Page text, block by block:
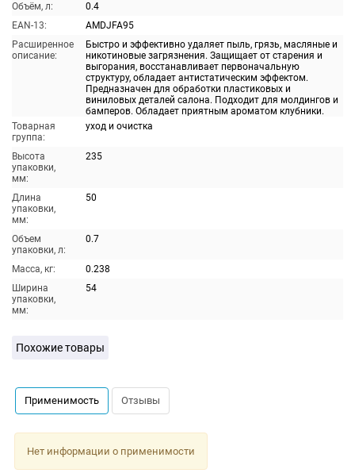
Объём, л:
0.4
EAN-13:
AMDJFA95
Расширенное
описание:
Быстро и эффективно удаляет пыль, грязь, масляные и
никотиновые загрязнения. Защищает от старения и
выгорания, восстанавливает первоначальную
структуру, обладает антистатическим эффектом.
Предназначен для обработки пластиковых и
виниловых деталей салона. Подходит для молдингов и
бамперов. Обладает приятным ароматом клубники.
Товарная
группа:
уход и очистка
Высота
упаковки,
мм:
235
Длина
упаковки,
мм:
50
Объем
упаковки, л:
0.7
Масса, кг:
0.238
Ширина
упаковки,
мм:
54
Похожие товары
Применимость Отзывы
Нет информации о применимости